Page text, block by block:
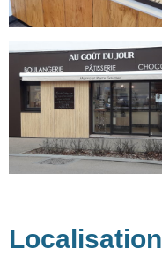
Localisation